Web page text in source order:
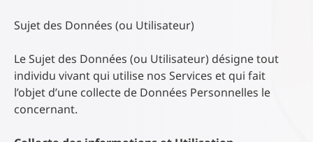
Sujet des Données (ou Utilisateur)
Le Sujet des Données (ou Utilisateur) désigne tout
individu vivant qui utilise nos Services et qui fait
l’objet d’une collecte de Données Personnelles le
concernant.